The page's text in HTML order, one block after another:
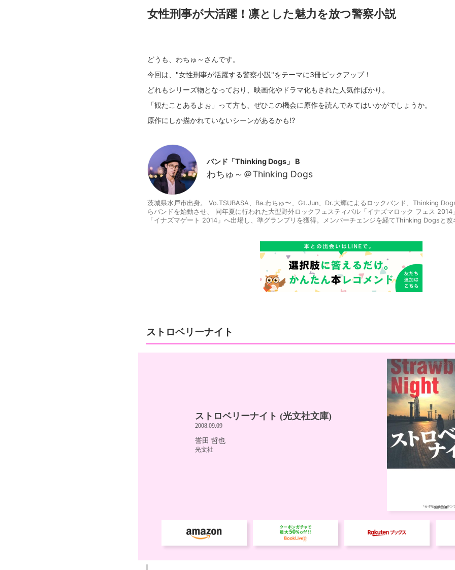
女性刑事が大活躍！凛とした魅力を放つ警察小説
どうも、わちゅ～さんです。
今回は、"女性刑事が活躍する警察小説"をテーマに3冊ピックアップ！
どれもシリーズ物となっており、映画化やドラマ化もされた人気作ばかり。
「観たことあるよぉ」って方も、ぜひこの機会に原作を読んでみてはいかがでしょうか。
原作にしか描かれていないシーンがあるかも!?
バンド「Thinking Dogs」 B
わちゅ～＠Thinking Dogs
茨城県水戸市出身。 Vo.TSUBASA、Ba.わちゅ〜、Gt.Jun、Dr.大輝によるロックバンド、Thinking
らバンドを始動させ、 同年夏に行われた大型野外ロックフェスティバル「イナズマロック フェス
「イナズマゲート 2014」へ出場し、準グランプリを獲得。メンバーチェンジを経てThinking Dogsと
た」主題歌でもある7thシングル「言えなかったこと」をリリースした。 公式ホームページ http://www.thinkingdogs.jp/ 公式ツイ
ッター https://twitter.com/wachu_TD 公式インスタグラム https://instagram.com/wachustagram
ストロベリーナイト